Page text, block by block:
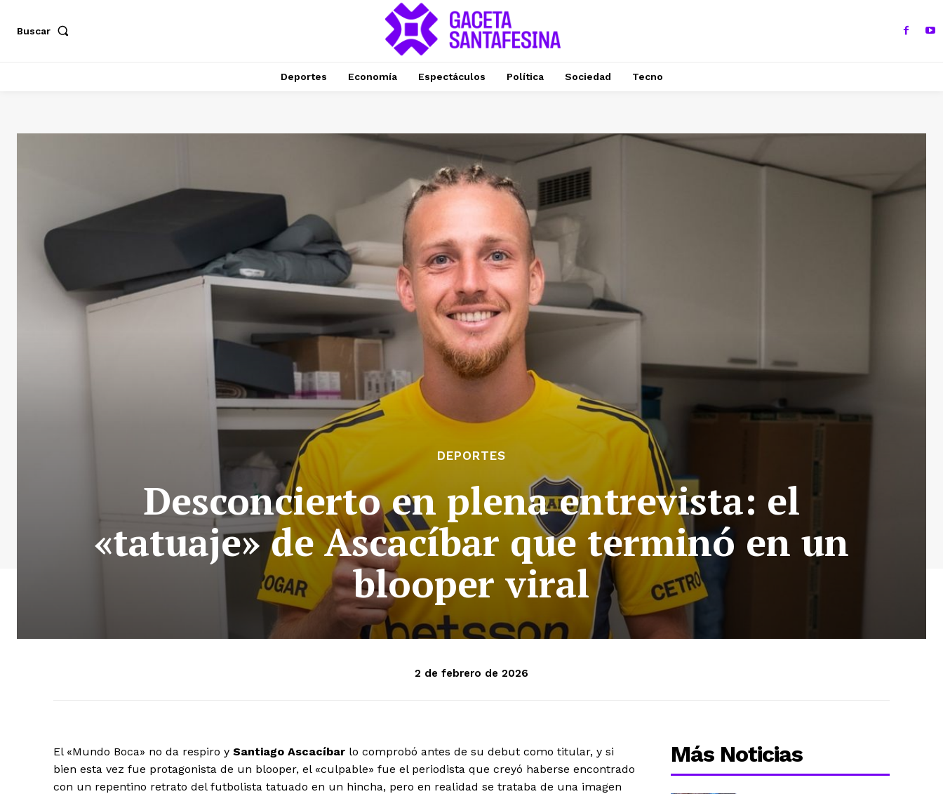
Buscar
Deportes Economía Espectáculos Política Sociedad Tecno
DEPORTES
Desconcierto en plena entrevista: el
«tatuaje» de Ascacíbar que terminó en un
blooper viral
2 de febrero de 2026
El «Mundo Boca» no da respiro y Santiago Ascacíbar lo comprobó antes de su debut como titular, y si
bien esta vez fue protagonista de un blooper, el «culpable» fue el periodista que creyó haberse encontrado
con un repentino retrato del futbolista tatuado en un hincha, pero en realidad se trataba de una imagen
Más Noticias